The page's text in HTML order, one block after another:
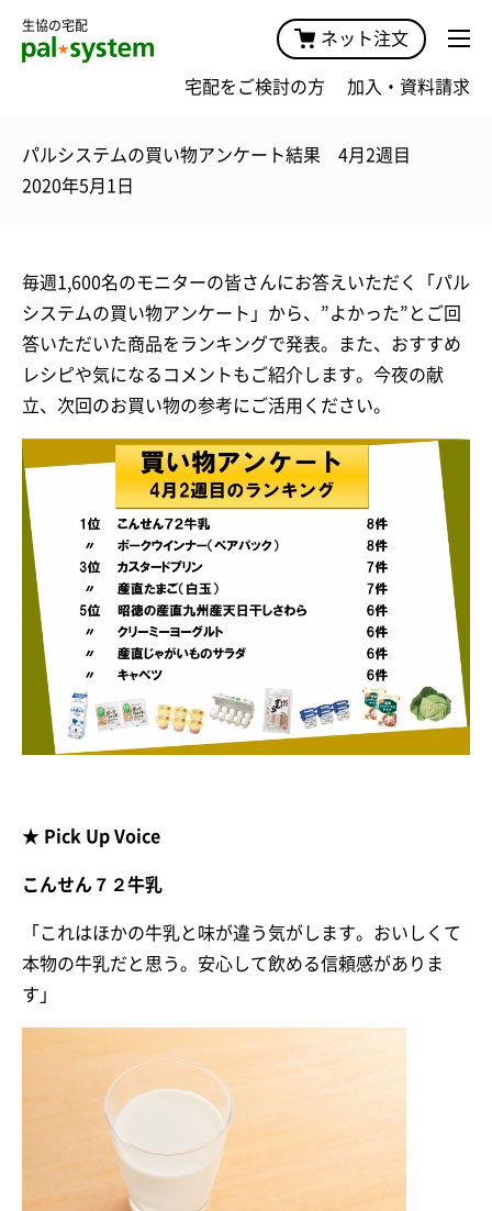
生協の宅配
ネット注文
宅配をご検討の方 加入・資料請求
パルシステムの買い物アンケート結果 4月2週目
2020年5月1日
毎週1,600名のモニターの皆さんにお答えいただく「パル
システムの買い物アンケート」から、”よかった”とご回
答いただいた商品をランキングで発表。また、おすすめ
レシピや気になるコメントもご紹介します。今夜の献
立、次回のお買い物の参考にご活用ください。
★ Pick Up Voice
こんせん７２牛乳
「これはほかの牛乳と味が違う気がします。おいしくて
本物の牛乳だと思う。安心して飲める信頼感がありま
す」